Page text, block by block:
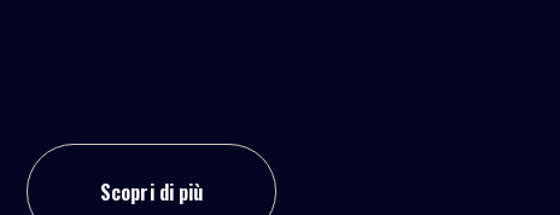
Scopri di più